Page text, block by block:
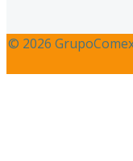
© 2026